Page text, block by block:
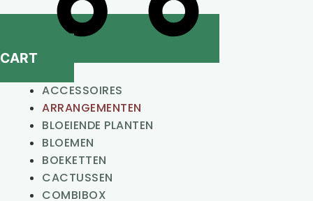
CART
ACCESSOIRES
ARRANGEMENTEN
BLOEIENDE PLANTEN
BLOEMEN
BOEKETTEN
CACTUSSEN
COMBIBOX